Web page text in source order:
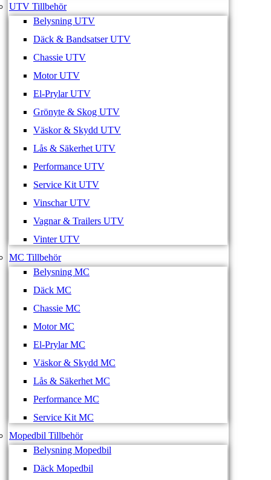
UTV Tillbehör
Belysning UTV
Däck & Bandsatser UTV
Chassie UTV
Motor UTV
El-Prylar UTV
Grönyte & Skog UTV
Väskor & Skydd UTV
Lås & Säkerhet UTV
Performance UTV
Service Kit UTV
Vinschar UTV
Vagnar & Trailers UTV
Vinter UTV
MC Tillbehör
Belysning MC
Däck MC
Chassie MC
Motor MC
El-Prylar MC
Väskor & Skydd MC
Lås & Säkerhet MC
Performance MC
Service Kit MC
Mopedbil Tillbehör
Belysning Mopedbil
Däck Mopedbil